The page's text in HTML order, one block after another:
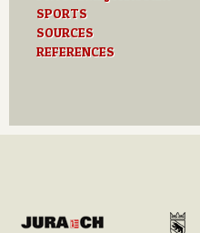
SPORTS
SOURCES
REFERENCES